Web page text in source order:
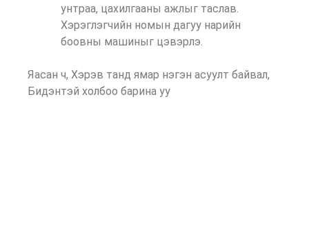
унтраа, цахилгааны ажлыг таслав.
Хэрэглэгчийн номын дагуу нарийн
боовны машиныг цэвэрлэ.
Яасан ч, Хэрэв танд ямар нэгэн асуулт байвал,
Бидэнтэй холбоо барина уу